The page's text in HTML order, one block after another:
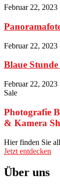
Februar 22, 2023
Februar 22, 2023
Blaue
Februar 22, 2023
Sale
Photografie
& Kamera
Hier finden Sie
Jetzt entdecken
Über uns